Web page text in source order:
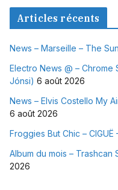
Articles récents
News – Marseille – The
Electro News @ – Chrome
Jónsi) 6 août 2026
News – Elvis Costello My
6 août 2026
Froggies But Chic – CIGUË
Album du mois – Trashcan
2026